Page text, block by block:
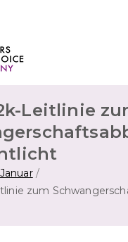
Leitlinie
Januar
zum